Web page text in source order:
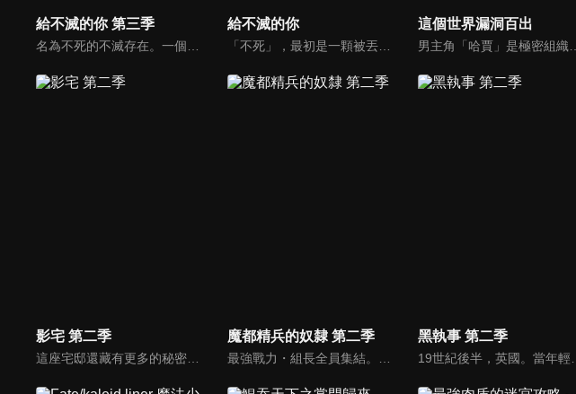
給不滅的你 第三季 給不滅的你
「不死」，最初是一顆被丟入這片土地的「球」。它所擁有的能力是「變化成給予它刺激之物的模樣」，及「死而復生」。球，從石頭到狼，再變成少年，形象發生了許多變化；但它就像嬰兒般，什麼都不懂的徬徨在世間。然而，相遇之人教導他生存的方式... 光線、味道、聲音、溫度、痛苦、喜悅、哀傷... 在這個充滿刺激的世界裡徘徊，展開一段永恆之旅。
這個世界漏洞百出
影宅 第二季 魔都精兵的奴隸 第二季 黑執事 第二季